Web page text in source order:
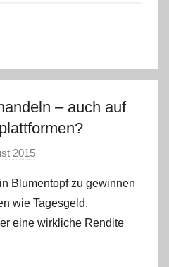
– auch auf
2015
n
a
d
Blumentopf zu gewinnen
wie Tagesgeld,
eine wirkliche Rendite